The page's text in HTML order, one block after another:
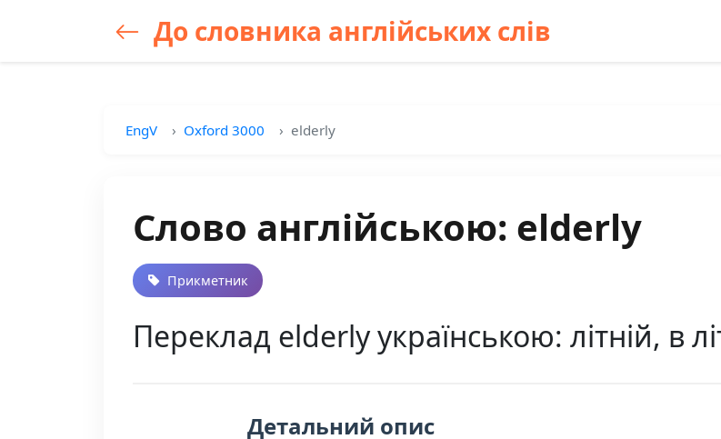
До словника англійських слів
EngV Oxford 3000 elderly
Слово англійською: elderly
Прикметник
Переклад elderly українською: літній, в
Детальний опис